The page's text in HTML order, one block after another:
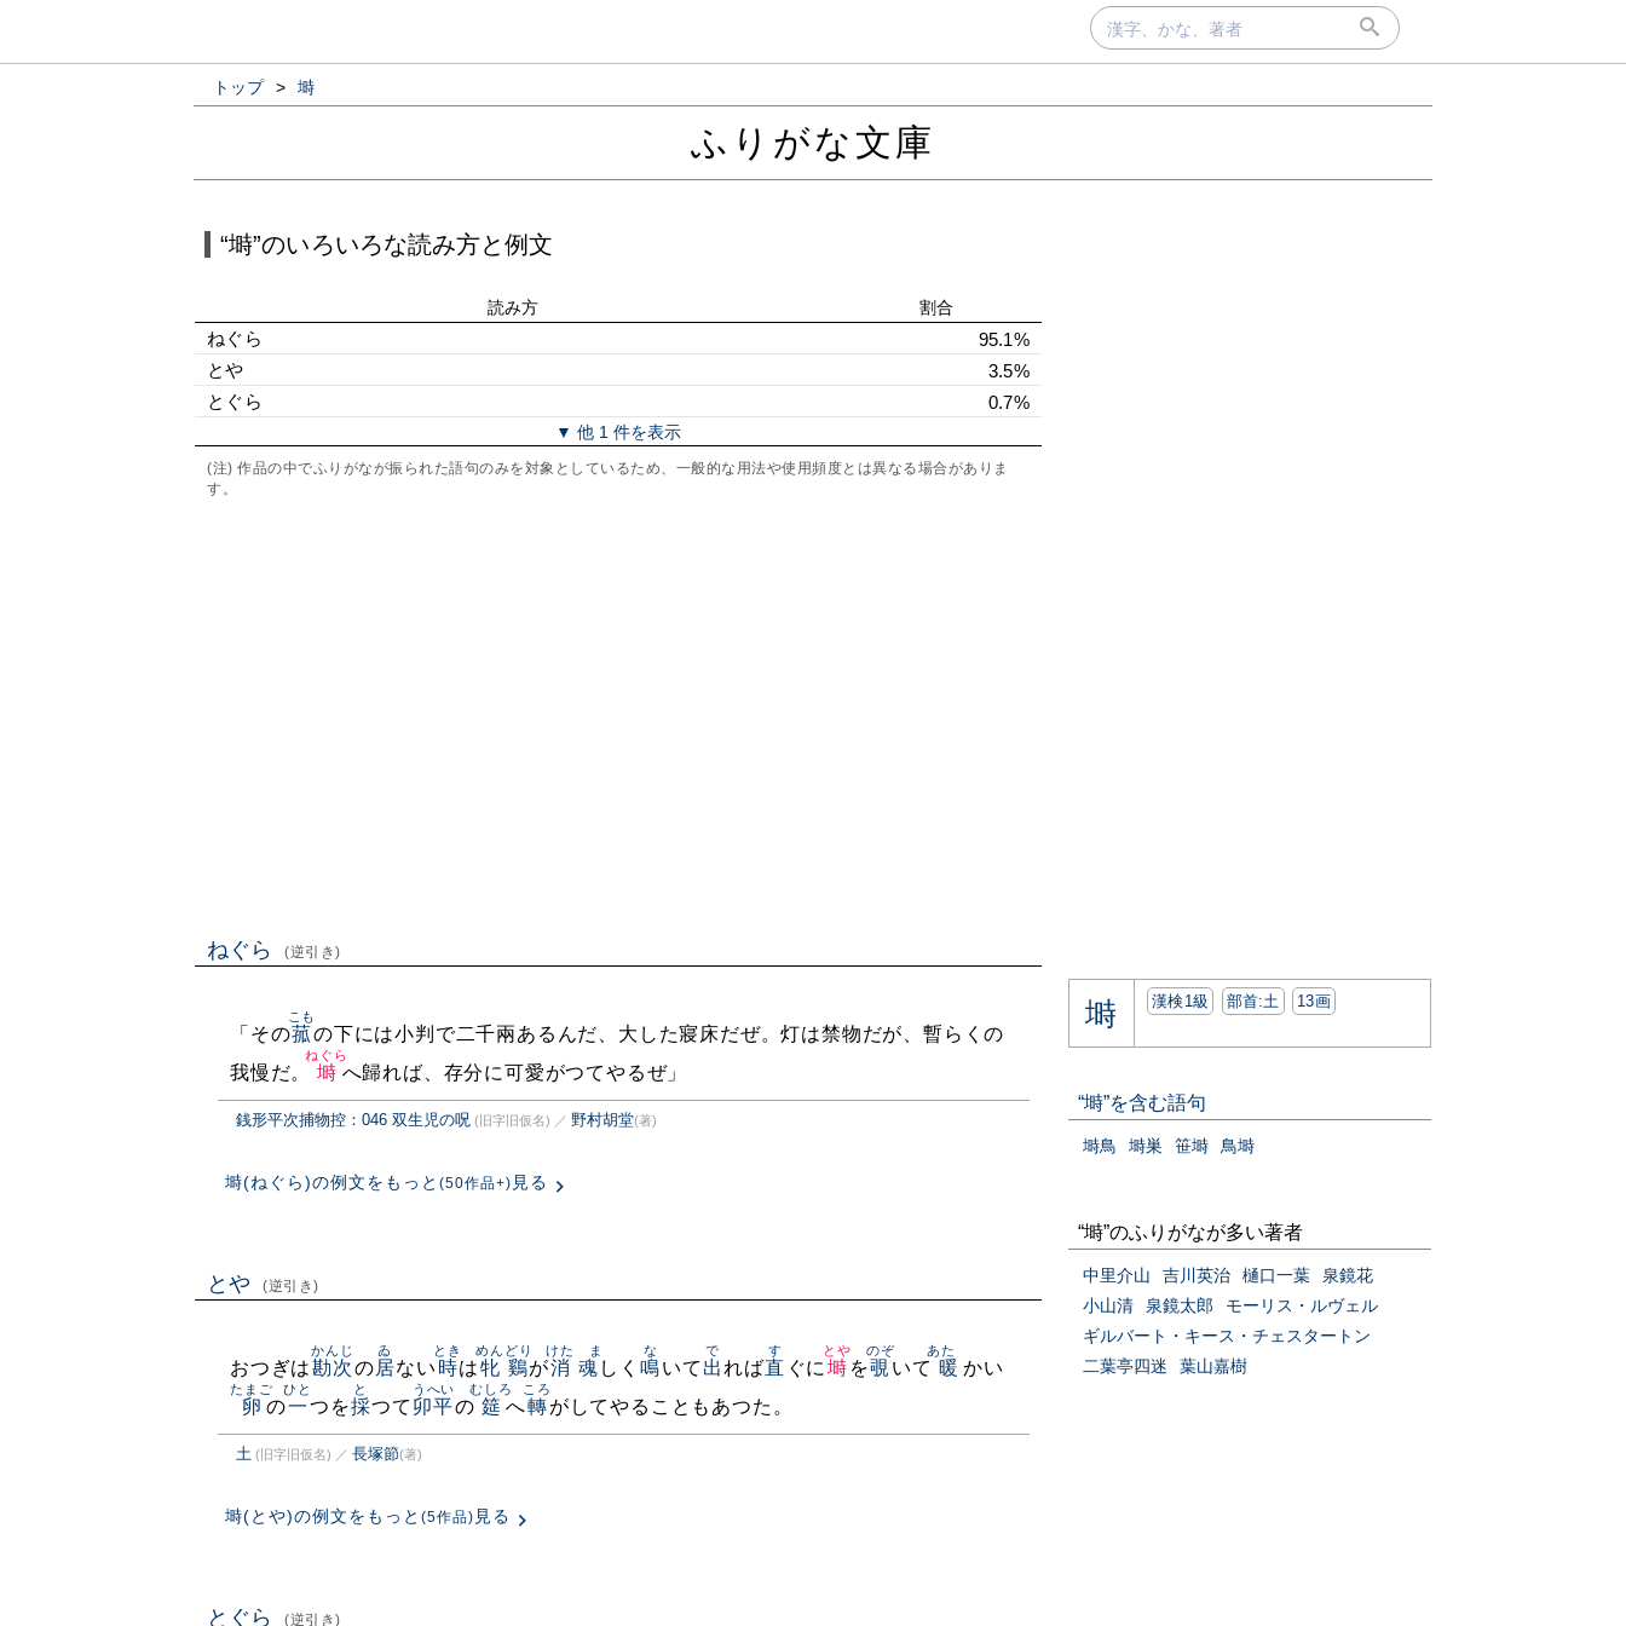
トップ > 塒
ふりがな文庫
“塒”のいろいろな読み方と例文
読み方 割合
ねぐら
95.1%
とや
3.5%
とぐら
0.7%
▼ 他 1 件を表示
(注) 作品の中でふりがなが振られた語句のみを対象としているため、一般的な用法や使用頻度とは異なる場合がありま
す。
ねぐら (逆引き)
「その菰
こも
の下には小判で二千兩あるんだ、大した寢床だぜ。灯は禁物だが、暫らくの
我慢だ。
塒
ねぐら
へ歸れば、存分に可愛がつてやるぜ」
銭形平次捕物控：046 双生児の呪 (旧字旧仮名) ／ 野村胡堂(著)
塒(ねぐら)の例文をもっと (50作品+) 見る
とや (逆引き)
おつぎは勘次
かんじ
の居
ゐ
ない 時
とき
は牝鷄
めんどり
が消魂
けたゝま
しく 鳴
な
いて 出
で
れば直
す
ぐに 塒
とや
を覗
のぞ
いて 暖
あたゝ
かい
卵
たまご
の一
ひと
つを採
と
つて 卯平
うへい
の 筵
むしろ
へ轉
ころ
がしてやることもあつた。
土 (旧字旧仮名) ／ 長塚節(著)
塒(とや)の例文をもっと (5作品) 見る
とぐら (逆引き)
塒 漢検1級 部首:⼟ 13画
“塒”を含む語句
塒鳥 塒巣 笹塒 鳥塒
“塒”のふりがなが多い著者
中里介山 吉川英治 樋口一葉
泉鏡花
小山清
泉鏡太郎
モーリス・ルヴェル
ギルバート・キース・チェスタートン
二葉亭四迷
葉山嘉樹